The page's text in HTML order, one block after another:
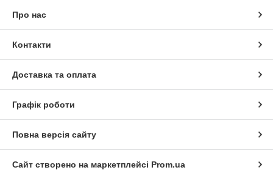
Про нас
Контакти
Доставка та оплата
Графік роботи
Повна версія сайту
Сайт створено на маркетплейсі Prom.ua